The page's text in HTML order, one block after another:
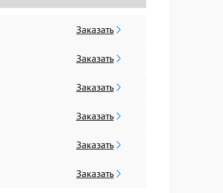
Заказать
Заказать
Заказать
Заказать
Заказать
Заказать